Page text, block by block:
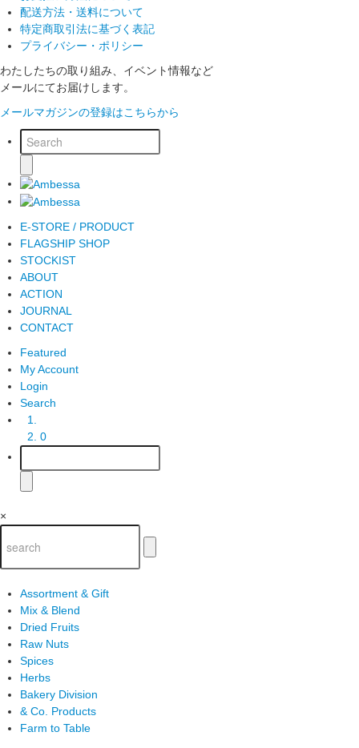
配送方法・送料について
特定商取引法に基づく表記
プライバシー・ポリシー
わたしたちの取り組み、イベント情報など
メールにてお届けします。
メールマガジンの登録はこちらから
E-STORE / PRODUCT
FLAGSHIP SHOP
STOCKIST
ABOUT
ACTION
JOURNAL
CONTACT
Featured
My Account
Login
Search
0
×
Assortment & Gift
Mix & Blend
Dried Fruits
Raw Nuts
Spices
Herbs
Bakery Division
& Co. Products
Farm to Table